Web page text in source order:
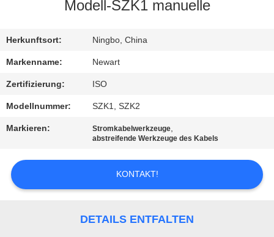
SIE
UNS
FORDERN
SIE
ZITAT
Modell-SZK1 manuelle
Herkunftsort: Ningbo, China
Markenname: Newart
Zertifizierung: ISO
Modellnummer: SZK1, SZK2
Markieren: Stromkabelwerkzeuge,
abstreifende Werkzeuge des Kabels
KONTAKT!
DETAILS ENTFALTEN